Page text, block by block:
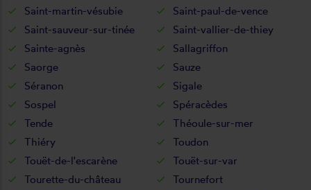
Saint-martin-vésubie
Saint-paul-de-vence
Saint-sauveur-sur-tinée
Saint-vallier-de-thiey
Sainte-agnès
Sallagriffon
Saorge
Sauze
Séranon
Sigale
Sospel
Spéracèdes
Tende
Théoule-sur-mer
Thiéry
Toudon
Touët-de-l'escarène
Touët-sur-var
Tourette-du-château
Tournefort